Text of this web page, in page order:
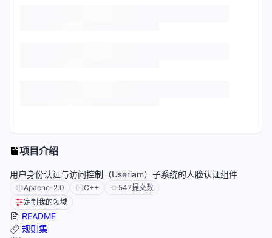
项目介绍
用户身份认证与访问控制（Useriam）子系统的人脸认证组件
Apache-2.0 C++ 547提交数
定制我的领域
README
规则集